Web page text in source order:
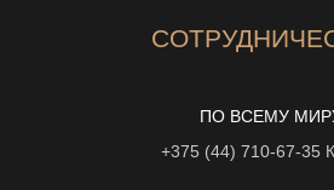
ПО ВСЕМУ
+375 (44) 710-67-35